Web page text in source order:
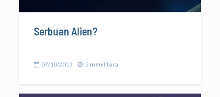
Serbuan Alien?
07/10/2015 2 menit baca